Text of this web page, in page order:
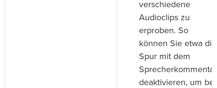
verschiedene
Audioclips zu
erproben. So
können Sie etwa die
Spur mit dem
Sprecherkommentar
deaktivieren, um bei